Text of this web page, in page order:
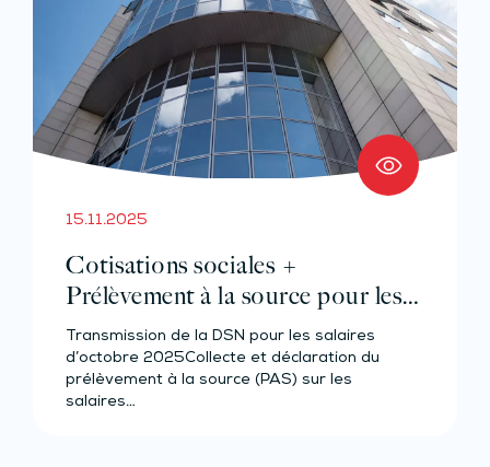
15.11.2025
Cotisations sociales +
Prélèvement à la source pour les
salariés et assimilés (effectif de 11 à
49 salariés)
Transmission de la DSN pour les salaires
d’octobre 2025Collecte et déclaration du
prélèvement à la source (PAS) sur les
salaires…